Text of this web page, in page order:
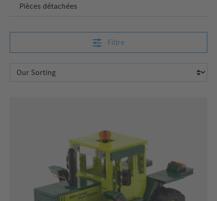
Pièces détachées
Filtre